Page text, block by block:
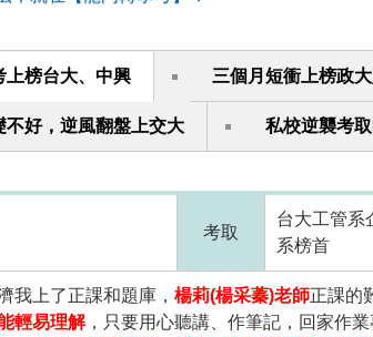
上榜台大、中興 三個月短衝上榜政
不好，逆風翻盤上交大 私校逆襲考
考取
台大工管系
系榜首
我上了正課和題庫， 楊莉(楊采蓁)老師正課的
輕易理解，只要用心聽講、作筆記，回家作